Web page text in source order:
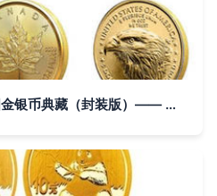
裕盛藏品 2021版世界六国金银币典藏（封装版）—— 方寸间的寰宇风华